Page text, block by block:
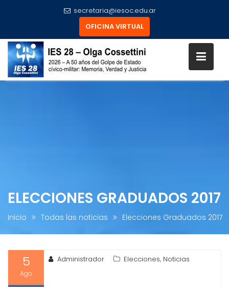
secretaria@iesoc.edu.ar
OFICINA VIRTUAL
ELECCIONES GRADUADOS 2017
Inicio Todas las noticias Elecciones Graduados 2017
5
Ago
Administrador Elecciones, Noticias